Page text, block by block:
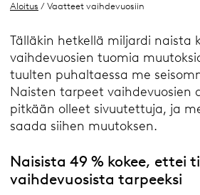
Aloitus / Vaatteet vaihdevuosiin
Tälläkin hetkellä miljardi naista
vaihdevuosien tuomia
tuulten puhaltaessa me
Naisten tarpeet vaihdevuosien
pitkään olleet sivuutettuja, ja
saada siihen muutoksen.
Naisista 49 % kokee, ettei
vaihdevuosista tarpeeksi